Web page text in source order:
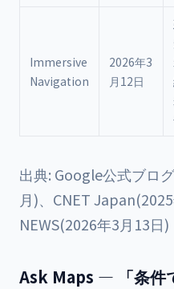
Immersive
Navigation
2026年3
月12日
出典: Google公式ブロ
月)、CNET
NEWS(2026年3月13日)
Ask Maps — 「条件